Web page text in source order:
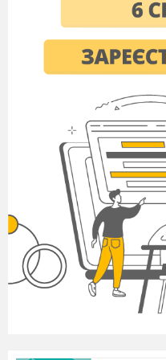
вони живуть
Найстарішій
панді
Вчені роблять
панд у неволі, але
пари дуже
народиться, його
з'являється на
крихітка панда не
У минулому
звірів заради
перебувають під
велика панда
скарбом.
Робота над
Читання